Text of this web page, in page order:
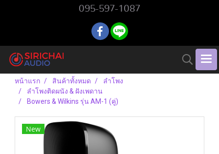
095-597-1087
หน้าแรก สินค้าทั้งหมด
ลำโพง
ลำโพงติดผนัง & ฝังเพดาน
Bowers & Wilkins รุ่น AM-1 (คู่)
New